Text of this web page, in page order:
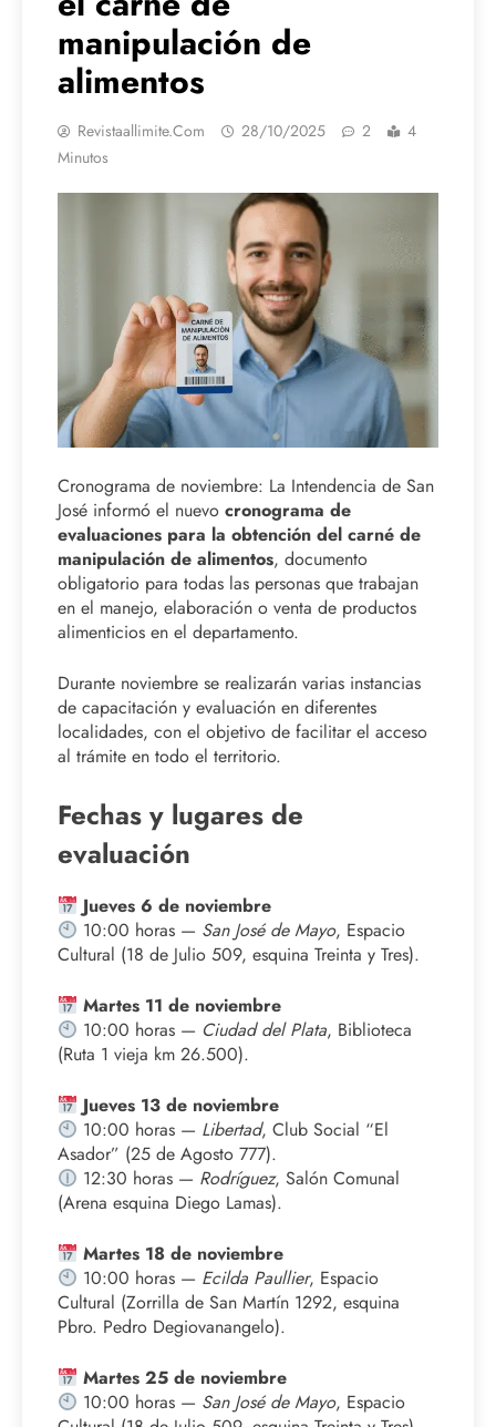
manipulación de
alimentos
Revistaallimite.com 28/10/2025 2
4
Minutos
Cronograma de noviembre: La Intendencia de San
José informó el nuevo cronograma de
evaluaciones para la obtención del carné de
manipulación de alimentos, documento
obligatorio para todas las personas que trabajan
en el manejo, elaboración o venta de productos
alimenticios en el departamento.
Durante noviembre se realizarán varias instancias
de capacitación y evaluación en diferentes
localidades, con el objetivo de facilitar el acceso
al trámite en todo el territorio.
Fechas y lugares de
evaluación
Jueves 6 de noviembre
10:00 horas — San José de Mayo, Espacio
Cultural (18 de Julio 509, esquina Treinta y Tres).
Martes 11 de noviembre
10:00 horas — Ciudad del Plata, Biblioteca
(Ruta 1 vieja km 26.500).
Jueves 13 de noviembre
10:00 horas — Libertad, Club Social “El
Asador” (25 de Agosto 777).
12:30 horas — Rodríguez, Salón Comunal
(Arena esquina Diego Lamas).
Martes 18 de noviembre
10:00 horas — Ecilda Paullier, Espacio
Cultural (Zorrilla de San Martín 1292, esquina
Pbro. Pedro Degiovanangelo).
Martes 25 de noviembre
10:00 horas — San José de Mayo, Espacio